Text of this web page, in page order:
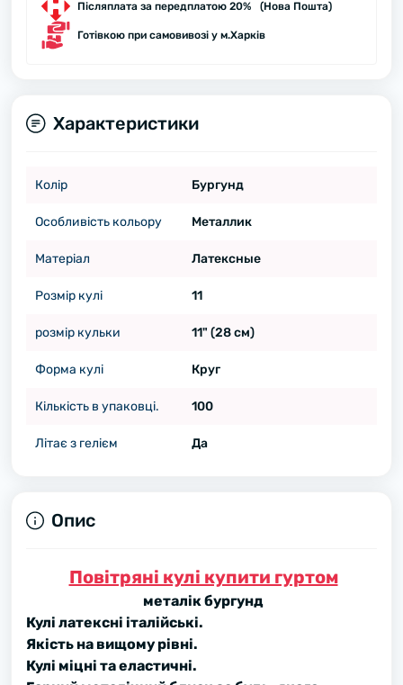
Післяплата за передплатою 20% (Нова Пошта)
Готівкою при самовивозі у м.Харків
Характеристики
Колір Бургунд
Особливість кольору Металлик
Матеріал Латексные
Розмір кулі 11
розмір кульки 11" (28 см)
Форма кулі Круг
Кількість в упаковці. 100
Літає з гелієм Да
Опис
Повітряні кулі купити гуртом
металік бургунд
Кулі латексні італійські.
Якість на вищому рівні.
Кулі міцні та еластичні.